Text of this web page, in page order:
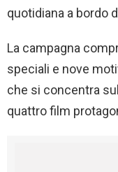
quotidiana a bordo
La campagna
speciali e nove
che si concentra
quattro film